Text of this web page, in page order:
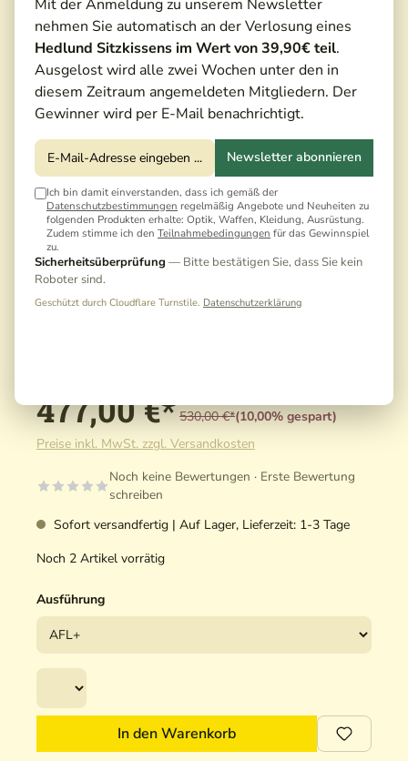
Mit der Anmeldung zu unserem Newsletter
nehmen Sie automatisch an der Verlosung eines
Hedlund Sitzkissens im Wert von 39,90€ teil.
Ausgelost wird alle zwei Wochen unter den in
diesem Zeitraum angemeldeten Mitgliedern. Der
Gewinner wird per E-Mail benachrichtigt.
Newsletter abonnieren
Ich bin damit einverstanden, dass ich gemäß der
Datenschutzbestimmungen regelmäßig Angebote und Neuheiten zu
folgenden Produkten erhalte: Optik, Waffen, Kleidung, Ausrüstung.
Zudem stimme ich den Teilnahmebedingungen für das Gewinnspiel
zu.
Sicherheitsüberprüfung — Bitte bestätigen Sie, dass Sie kein
Roboter sind.
Geschützt durch Cloudflare Turnstile. Datenschutzerklärung
477,00 €* 530,00 €*(10,00% gespart)
Preise inkl. MwSt. zzgl. Versandkosten
Noch keine Bewertungen · Erste Bewertung
schreiben
Sofort versandfertig | Auf Lager, Lieferzeit: 1-3 Tage
Noch 2 Artikel vorrätig
Ausführung
In den Warenkorb